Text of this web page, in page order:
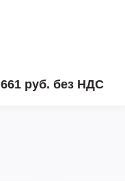
661 руб. без НДС